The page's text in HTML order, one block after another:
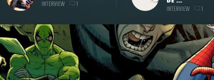
INTERVIEW 1 INTERVIEW 1